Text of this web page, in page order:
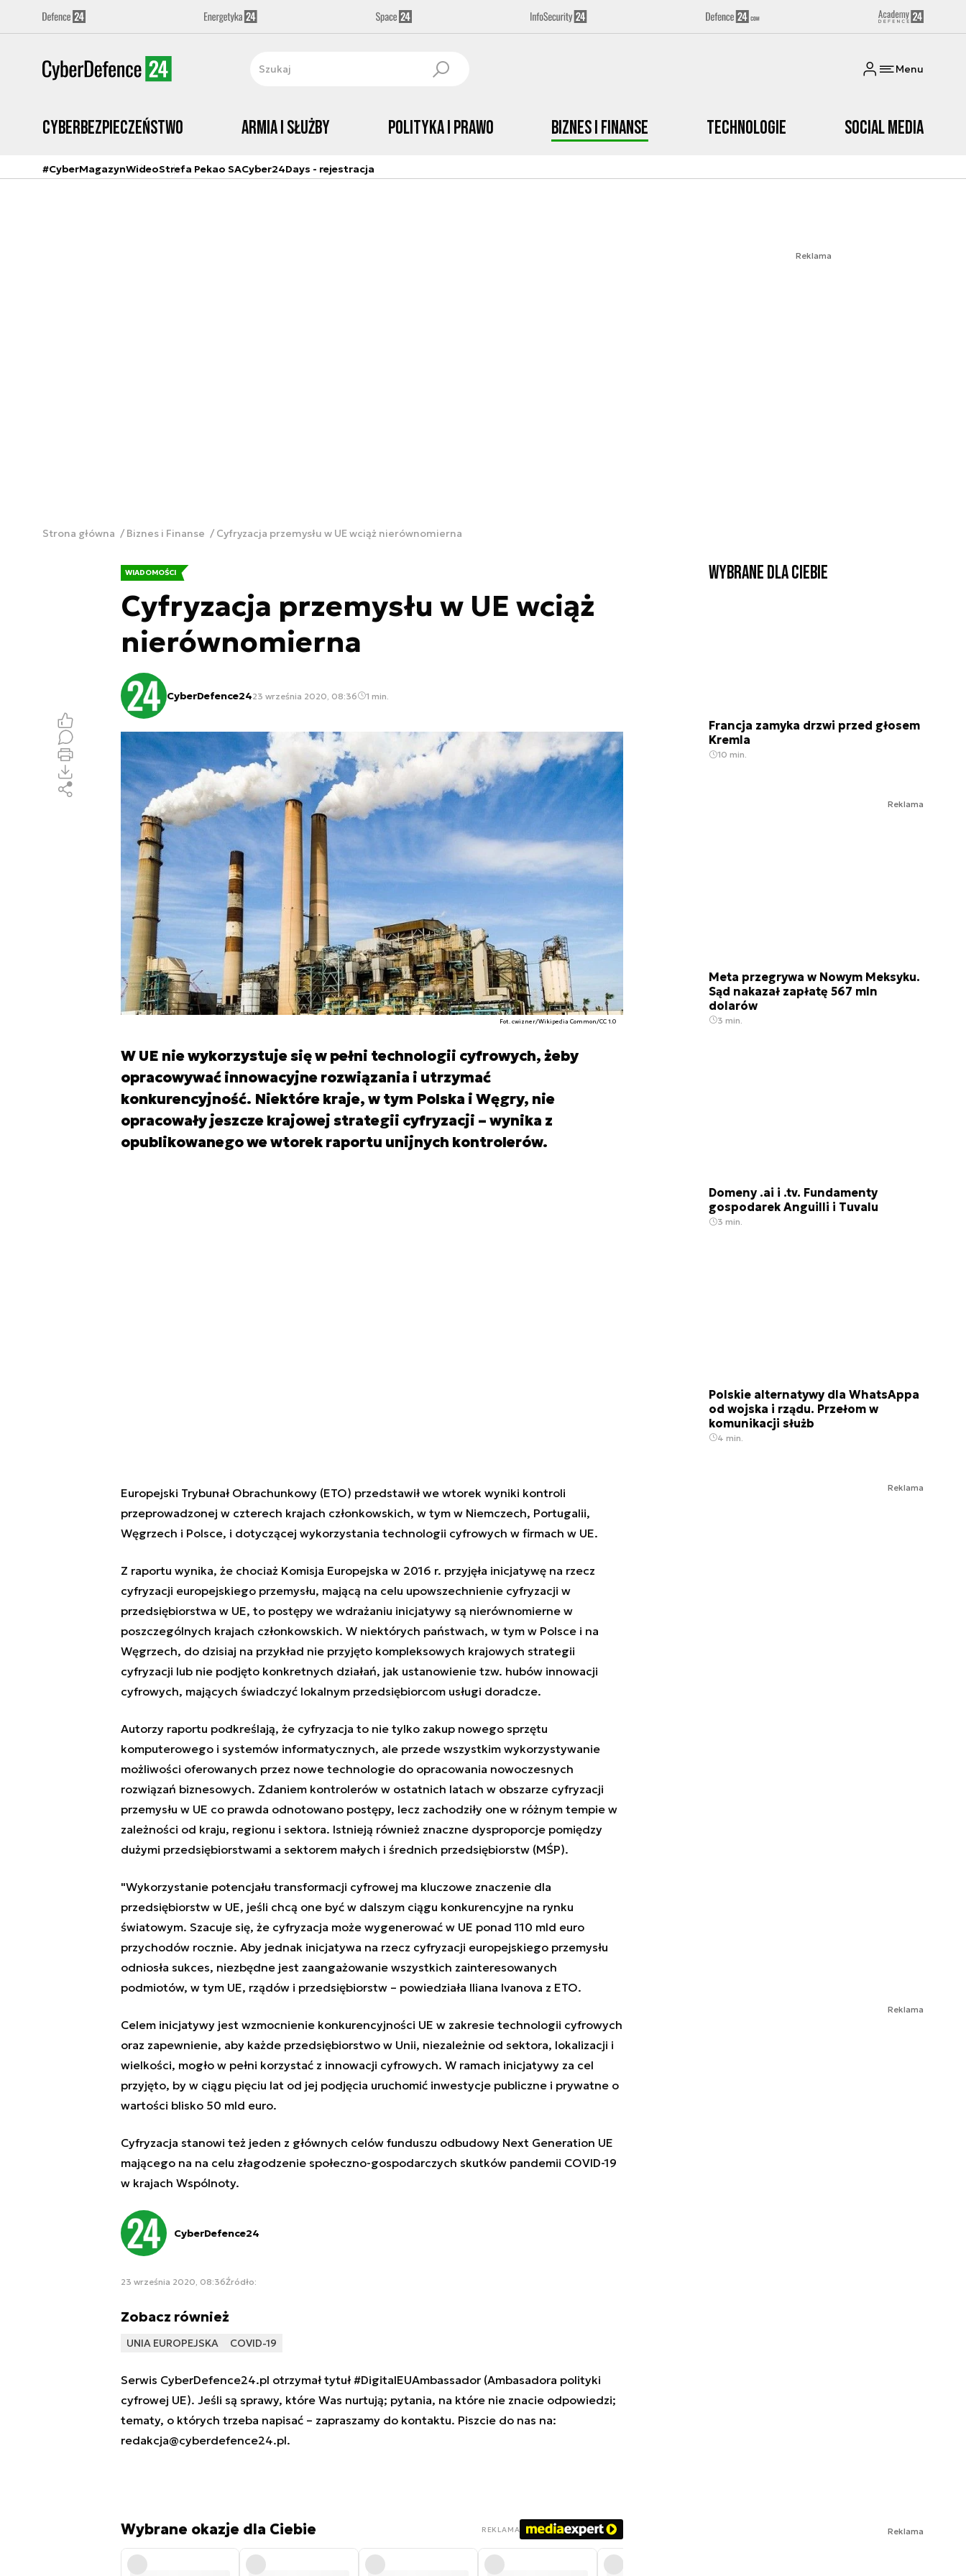
Menu
Cyberbezpieczeństwo Armia i Służby Polityka i prawo Biznes i Finanse Technologie Social media
#CyberMagazynWideoStrefa Pekao SACyber24Days - rejestracja
Reklama
Strona główna Biznes i Finanse Cyfryzacja przemysłu w UE wciąż nierównomierna
WIADOMOŚCI
Cyfryzacja przemysłu w UE wciąż
nierównomierna
CyberDefence2423 września 2020, 08:36 1 min.
Fot. cwizner/Wikipedia Common/CC 1.0
W UE nie wykorzystuje się w pełni technologii cyfrowych, żeby
opracowywać innowacyjne rozwiązania i utrzymać
konkurencyjność. Niektóre kraje, w tym Polska i Węgry, nie
opracowały jeszcze krajowej strategii cyfryzacji – wynika z
opublikowanego we wtorek raportu unijnych kontrolerów.
Europejski Trybunał Obrachunkowy (ETO) przedstawił we wtorek wyniki kontroli
przeprowadzonej w czterech krajach członkowskich, w tym w Niemczech, Portugalii,
Węgrzech i Polsce, i dotyczącej wykorzystania technologii cyfrowych w firmach w UE.
Z raportu wynika, że chociaż Komisja Europejska w 2016 r. przyjęła inicjatywę na rzecz
cyfryzacji europejskiego przemysłu, mającą na celu upowszechnienie cyfryzacji w
przedsiębiorstwa w UE, to postępy we wdrażaniu inicjatywy są nierównomierne w
poszczególnych krajach członkowskich. W niektórych państwach, w tym w Polsce i na
Węgrzech, do dzisiaj na przykład nie przyjęto kompleksowych krajowych strategii
cyfryzacji lub nie podjęto konkretnych działań, jak ustanowienie tzw. hubów innowacji
cyfrowych, mających świadczyć lokalnym przedsiębiorcom usługi doradcze.
Autorzy raportu podkreślają, że cyfryzacja to nie tylko zakup nowego sprzętu
komputerowego i systemów informatycznych, ale przede wszystkim wykorzystywanie
możliwości oferowanych przez nowe technologie do opracowania nowoczesnych
rozwiązań biznesowych. Zdaniem kontrolerów w ostatnich latach w obszarze cyfryzacji
przemysłu w UE co prawda odnotowano postępy, lecz zachodziły one w różnym tempie w
zależności od kraju, regionu i sektora. Istnieją również znaczne dysproporcje pomiędzy
dużymi przedsiębiorstwami a sektorem małych i średnich przedsiębiorstw (MŚP).
"Wykorzystanie potencjału transformacji cyfrowej ma kluczowe znaczenie dla
przedsiębiorstw w UE, jeśli chcą one być w dalszym ciągu konkurencyjne na rynku
światowym. Szacuje się, że cyfryzacja może wygenerować w UE ponad 110 mld euro
przychodów rocznie. Aby jednak inicjatywa na rzecz cyfryzacji europejskiego przemysłu
odniosła sukces, niezbędne jest zaangażowanie wszystkich zainteresowanych
podmiotów, w tym UE, rządów i przedsiębiorstw – powiedziała Iliana Ivanova z ETO.
Celem inicjatywy jest wzmocnienie konkurencyjności UE w zakresie technologii cyfrowych
oraz zapewnienie, aby każde przedsiębiorstwo w Unii, niezależnie od sektora, lokalizacji i
wielkości, mogło w pełni korzystać z innowacji cyfrowych. W ramach inicjatywy za cel
przyjęto, by w ciągu pięciu lat od jej podjęcia uruchomić inwestycje publiczne i prywatne o
wartości blisko 50 mld euro.
Cyfryzacja stanowi też jeden z głównych celów funduszu odbudowy Next Generation UE
mającego na na celu złagodzenie społeczno-gospodarczych skutków pandemii COVID-19
w krajach Wspólnoty.
CyberDefence24
23 września 2020, 08:36Źródło:
Zobacz również
UNIA EUROPEJSKA COVID-19
Serwis CyberDefence24.pl otrzymał tytuł #DigitalEUAmbassador (Ambasadora polityki
cyfrowej UE). Jeśli są sprawy, które Was nurtują; pytania, na które nie znacie odpowiedzi;
tematy, o których trzeba napisać – zapraszamy do kontaktu. Piszcie do nas na:
redakcja@cyberdefence24.pl.
Wybrane okazje dla Ciebie REKLAMA
Wybrane dla Ciebie
Francja zamyka drzwi przed głosem
Kremla
10 min.
Reklama
Meta przegrywa w Nowym Meksyku.
Sąd nakazał zapłatę 567 mln
dolarów
3 min.
Domeny .ai i .tv. Fundamenty
gospodarek Anguilli i Tuvalu
3 min.
Polskie alternatywy dla WhatsAppa
od wojska i rządu. Przełom w
komunikacji służb
4 min.
Reklama
Reklama
Reklama